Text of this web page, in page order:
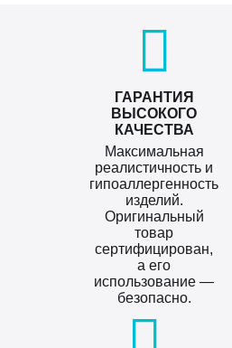
ГАРАНТИЯ
ВЫСОКОГО
КАЧЕСТВА
Максимальная
реалистичность и
гипоаллергенность
изделий.
Оригинальный
товар
сертифицирован,
а его
использование —
безопасно.